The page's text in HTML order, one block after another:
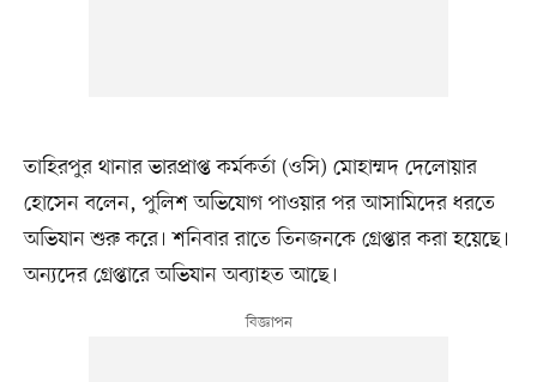
তাহিরপুর থানার ভারপ্রাপ্ত কর্মকর্তা (ওসি) মোহাম্মদ দেলোয়ার
হোসেন বলেন, পুলিশ অভিযোগ পাওয়ার পর আসামিদের ধরতে
অভিযান শুরু করে। শনিবার রাতে তিনজনকে গ্রেপ্তার করা হয়েছে।
অন্যদের গ্রেপ্তারে অভিযান অব্যাহত আছে।